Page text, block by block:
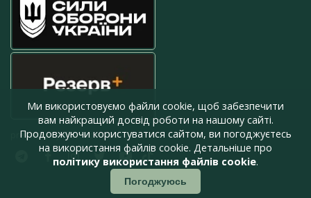
press@armyinform.com.ua
Ми використовуємо файли cookie, щоб забезпечити
вам найкращий досвід роботи на нашому сайті.
Продовжуючи користуватися сайтом, ви погоджуєтесь
на використання файлів cookie. Детальніше про
політику використання файлів cookie.
Погоджуюсь